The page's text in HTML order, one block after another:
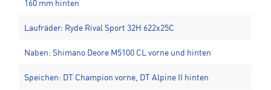
160 mm hinten
Laufräder: Ryde Rival Sport 32H 622x25C
Naben: Shimano Deore M5100 CL vorne und hinten
Speichen: DT Champion vorne, DT Alpine II hinten